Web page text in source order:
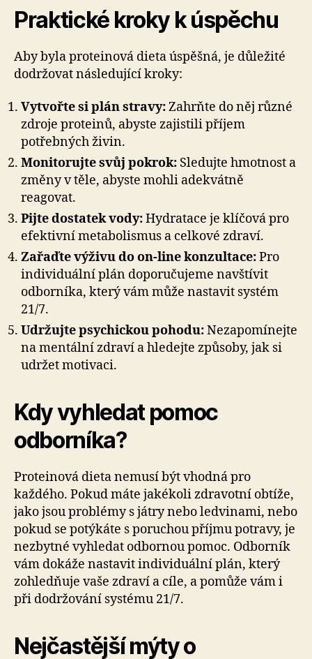
Praktické kroky k úspěchu
Aby byla proteinová dieta úspěšná, je důležité
dodržovat následující kroky:
Vytvořte si plán stravy:Zahrňte do něj různé
zdroje proteinů, abyste zajistili příjem
potřebných živin.
Monitorujte svůj pokrok: Sledujte hmotnost a
změny v těle, abyste mohli adekvátně
reagovat.
Pijte dostatek vody:Hydratace je klíčová pro
efektivní metabolismus a celkové zdraví.
Zařaďte výživu do on-line konzultace:Pro
individuální plán doporučujeme navštívit
odborníka, který vám může nastavit systém
21/7.
Udržujte psychickou pohodu:Nezapomínejte
na mentální zdraví a hledejte způsoby, jak si
udržet motivaci.
Kdy vyhledat pomoc
odborníka?
Proteinová dieta nemusí být vhodná pro
každého. Pokud máte jakékoli zdravotní obtíže,
jako jsou problémy s játry nebo ledvinami, nebo
pokud se potýkáte s poruchou příjmu potravy, je
nezbytné vyhledat odbornou pomoc. Odborník
vám dokáže nastavit individuální plán, který
zohledňuje vaše zdraví a cíle, a pomůže vám i
při dodržování systému 21/7.
Nejčastější mýty o